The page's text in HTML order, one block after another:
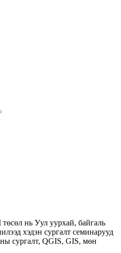
нь Уул уурхай, байгаль
хэдэн сургалт семинарууд
сургалт, QGIS, GIS, мөн